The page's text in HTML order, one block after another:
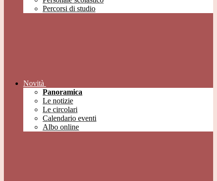
Percorsi di studio
Novità
Panoramica
Le notizie
Le circolari
Calendario eventi
Albo online